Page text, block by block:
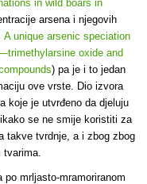
in wild boars in
arsena i njegovih
A unique arsenic speciation
oxide and
) pa je i to jedan
ove vrste. Dio izvora
koje je utvrđeno da djeluju
se ne smije koristiti za
takve tvrdnje, a i zbog zbog
tvarima.
po mrljasto-mramoriranom